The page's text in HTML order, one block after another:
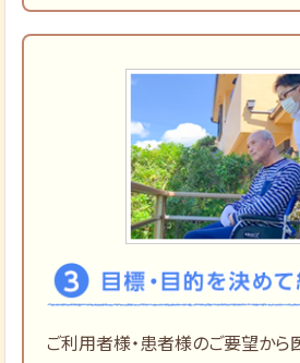
ご利用者様・患者様のご要望から